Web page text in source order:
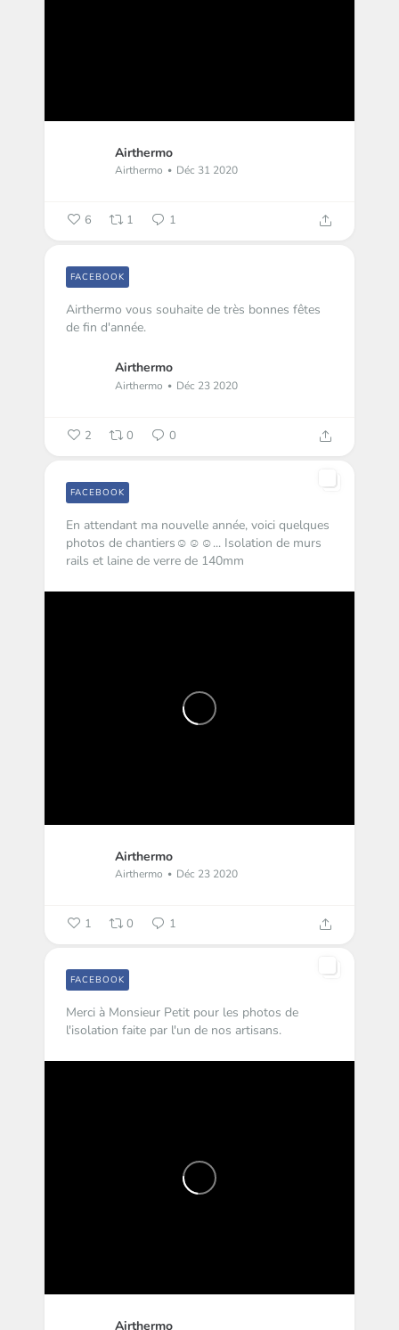
Airthermo
Airthermo Déc 31 2020
6 1 1
Airthermo vous souhaite de très bonnes fêtes
de fin d'année.
Airthermo
Airthermo Déc 23 2020
FACEBOOK
2 0 0
En attendant ma nouvelle année, voici quelques
photos de chantiers☺️☺️☺️... Isolation de murs
rails et laine de verre de 140mm
Airthermo
Airthermo Déc 23 2020
FACEBOOK
1 0 1
Merci à Monsieur Petit pour les photos de
l'isolation faite par l'un de nos artisans.
Airthermo
FACEBOOK